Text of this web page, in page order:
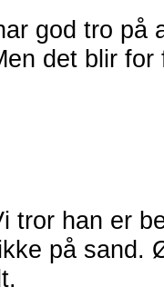
god tro på
det blir for
tror han er
på sand.